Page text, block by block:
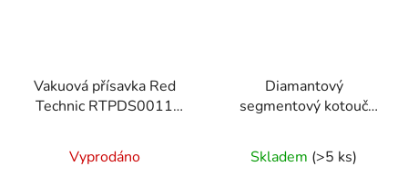
Vakuová přísavka Red
Technic RTPDS0011
Vyprodáno
Diamantový
segmentový kotouč
TDCS-2302T
Skladem (>5 ks)